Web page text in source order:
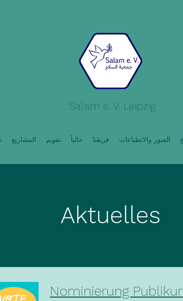
Salam e. V. Leipzig
المشاريع تقويم حالياً فريقنا الصور والانطباعات
Aktuelles
Nominierung